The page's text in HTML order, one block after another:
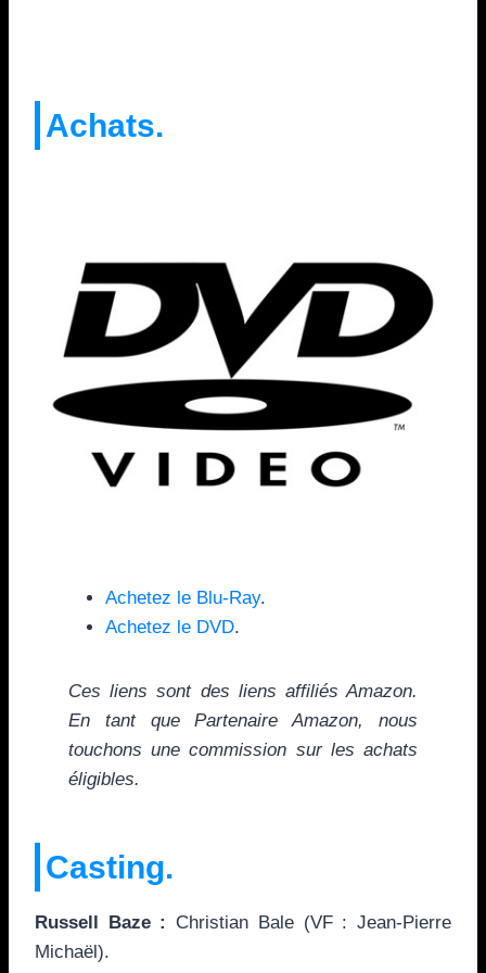
Achats.
Achetez le Blu-Ray.
Achetez le DVD.
Ces liens sont des liens affiliés Amazon.
En tant que Partenaire Amazon, nous
touchons une commission sur les achats
éligibles.
Casting.
Russell Baze :
Christian Bale (VF : Jean-Pierre
Michaël).